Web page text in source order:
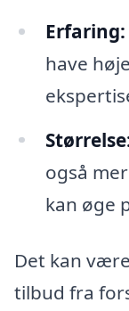
Erfaring:
have
også
kan øge
Det kan
tilbud fra